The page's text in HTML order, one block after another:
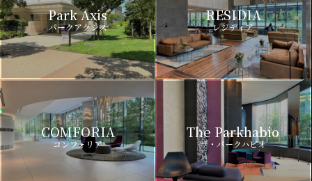
Park Axis
パークアクシス
RESIDIA
レジディア
COMFORIA
コンフォリア
The Parkhabio
ザ・パークハビオ